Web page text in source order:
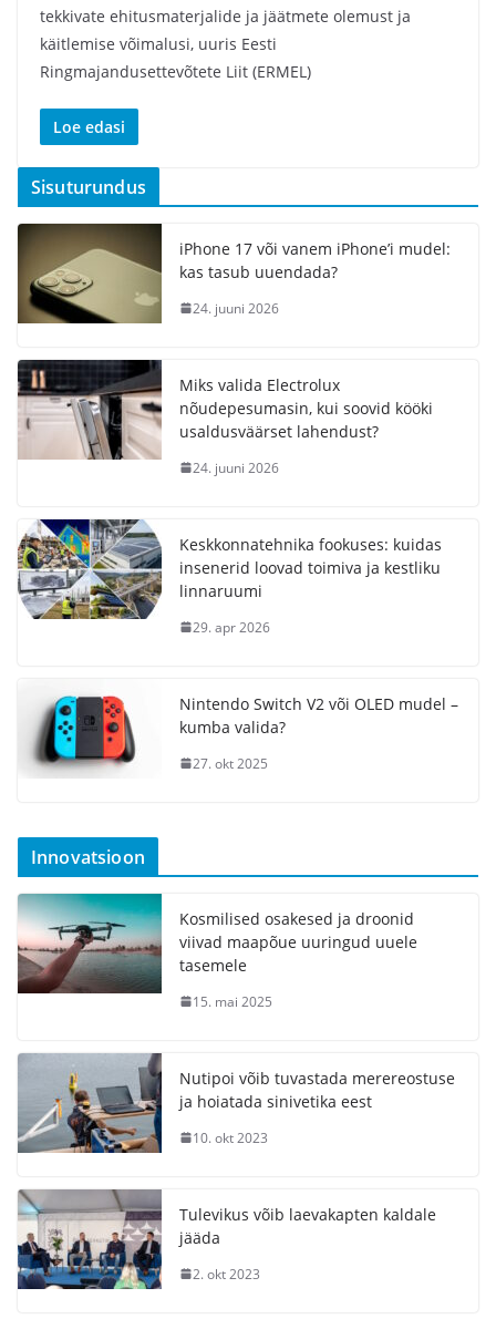
tekkivate ehitusmaterjalide ja jäätmete olemust ja
käitlemise võimalusi, uuris Eesti
Ringmajandusettevõtete Liit (ERMEL)
Loe edasi
Sisuturundus
iPhone 17 või vanem iPhone’i mudel:
kas tasub uuendada?
24. juuni 2026
Miks valida Electrolux
nõudepesumasin, kui soovid kööki
usaldusväärset lahendust?
24. juuni 2026
Keskkonnatehnika fookuses: kuidas
insenerid loovad toimiva ja kestliku
linnaruumi
29. apr 2026
Nintendo Switch V2 või OLED mudel –
kumba valida?
27. okt 2025
Innovatsioon
Kosmilised osakesed ja droonid
viivad maapõue uuringud uuele
tasemele
15. mai 2025
Nutipoi võib tuvastada merereostuse
ja hoiatada sinivetika eest
10. okt 2023
Tulevikus võib laevakapten kaldale
jääda
2. okt 2023